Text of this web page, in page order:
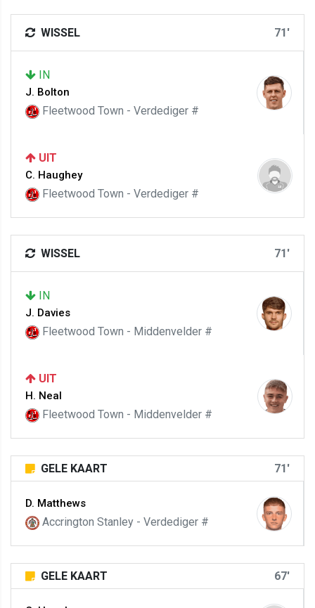
WISSEL 71'
IN
J. Bolton
Fleetwood Town - Verdediger #
UIT
C. Haughey
Fleetwood Town - Verdediger #
WISSEL 71'
IN
J. Davies
Fleetwood Town - Middenvelder #
UIT
H. Neal
Fleetwood Town - Middenvelder #
GELE KAART 71'
D. Matthews
Accrington Stanley - Verdediger #
GELE KAART 67'